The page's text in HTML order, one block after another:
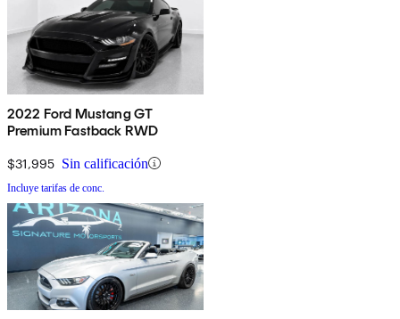
2022 Ford Mustang GT
Premium Fastback RWD
$31,995 Sin calificación
Incluye tarifas de conc.